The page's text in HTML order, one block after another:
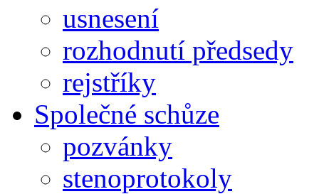
usnesení
rozhodnutí předsedy
rejstříky
Společné schůze
pozvánky
stenoprotokoly